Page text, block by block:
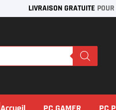
LIVRAISON GRATUITE